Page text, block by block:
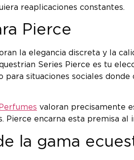
reaplicaciones constantes.
Pierce
la elegancia discreta y la
Series Pierce es tu
situaciones sociales
valoran precisamente
Pierce encarna esta premisa
la gama